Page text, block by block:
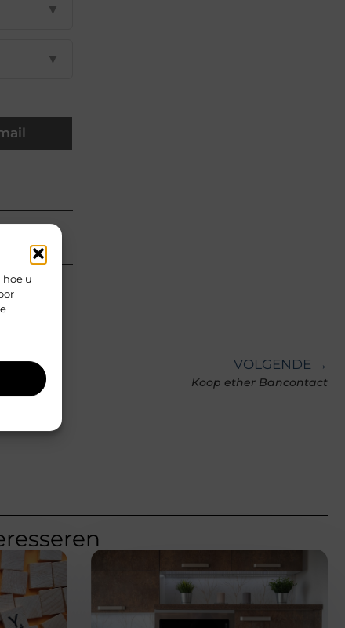
u
▼
▼
VOLGENDE →
Koop ether Bancontact